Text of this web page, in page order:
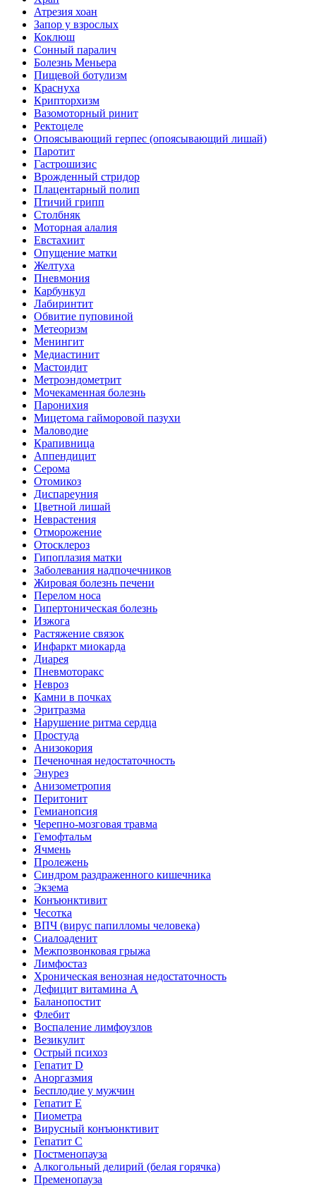
Атрезия хоан
Запор у взрослых
Коклюш
Сонный паралич
Болезнь Меньера
Пищевой ботулизм
Краснуха
Крипторхизм
Вазомоторный ринит
Ректоцеле
Опоясывающий герпес (опоясывающий лишай)
Паротит
Гастрошизис
Врожденный стридор
Плацентарный полип
Птичий грипп
Столбняк
Моторная алалия
Евстахиит
Опущение матки
Желтуха
Пневмония
Карбункул
Лабиринтит
Обвитие пуповиной
Метеоризм
Менингит
Медиастинит
Мастоидит
Метроэндометрит
Мочекаменная болезнь
Паронихия
Мицетома гайморовой пазухи
Маловодие
Крапивница
Аппендицит
Серома
Отомикоз
Диспареуния
Цветной лишай
Неврастения
Отморожение
Отосклероз
Гипоплазия матки
Заболевания надпочечников
Жировая болезнь печени
Перелом носа
Гипертоническая болезнь
Изжога
Растяжение связок
Инфаркт миокарда
Диарея
Пневмоторакс
Невроз
Камни в почках
Эритразма
Нарушение ритма сердца
Простуда
Анизокория
Печеночная недостаточность
Энурез
Анизометропия
Перитонит
Гемианопсия
Черепно-мозговая травма
Гемофтальм
Ячмень
Пролежень
Синдром раздраженного кишечника
Экзема
Конъюнктивит
Чесотка
ВПЧ (вирус папилломы человека)
Сиалоаденит
Межпозвонковая грыжа
Лимфостаз
Хроническая венозная недостаточность
Дефицит витамина А
Баланопостит
Флебит
Воспаление лимфоузлов
Везикулит
Острый психоз
Гепатит D
Аноргазмия
Бесплодие у мужчин
Гепатит E
Пиометра
Вирусный конъюнктивит
Гепатит C
Постменопауза
Алкогольный делирий (белая горячка)
Пременопауза